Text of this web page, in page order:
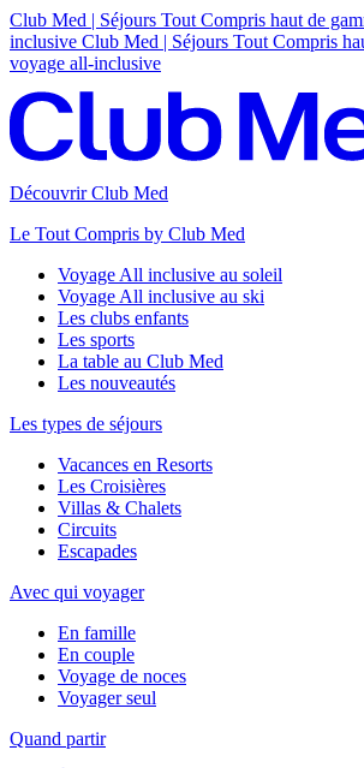
Club Med | Séjours Tout Compris haut de
inclusive Club Med | Séjours Tout Compris
voyage all-inclusive
Découvrir Club Med
Le Tout Compris by Club Med
Voyage All inclusive au soleil
Voyage All inclusive au ski
Les clubs enfants
Les sports
La table au Club Med
Les nouveautés
Les types de séjours
Vacances en Resorts
Les Croisières
Villas & Chalets
Circuits
Escapades
Avec qui voyager
En famille
En couple
Voyage de noces
Voyager seul
Quand partir